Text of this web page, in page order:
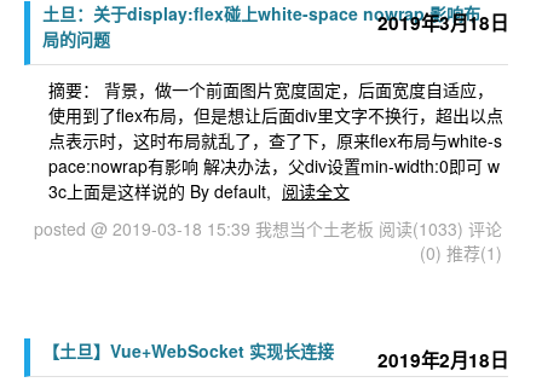
2019年3月18日
土旦：关于display:flex碰上white-space nowrap 影响布
局的问题
摘要： 背景，做一个前面图片宽度固定，后面宽度自适应，
使用到了flex布局，但是想让后面div里文字不换行，超出以点
点表示时，这时布局就乱了，查了下，原来flex布局与white-s
pace:nowrap有影响 解决办法，父div设置min-width:0即可 w
3c上面是这样说的 By default, 阅读全文
posted @ 2019-03-18 15:39 我想当个土老板 阅读(1033) 评论
(0) 推荐(1)
2019年2月18日
【土旦】Vue+WebSocket 实现长连接